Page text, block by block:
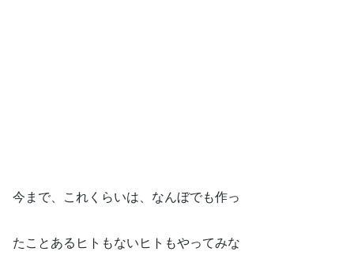
今まで、これくらいは、なんぼでも作っ
たことあるヒトもないヒトもやってみな